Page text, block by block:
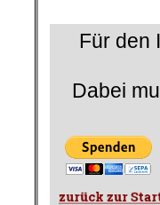
Für den
Dabei